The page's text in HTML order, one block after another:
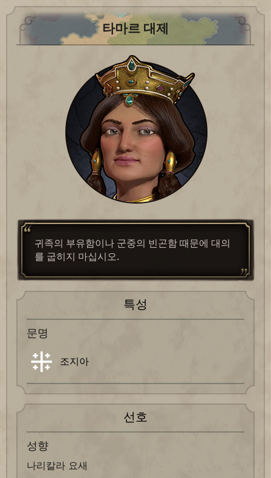
타마르 대제
귀족의 부유함이나 군중의 빈곤함 때문에 대의
를 굽히지 마십시오.
특성
문명
조지아
선호
성향
나리칼라 요새